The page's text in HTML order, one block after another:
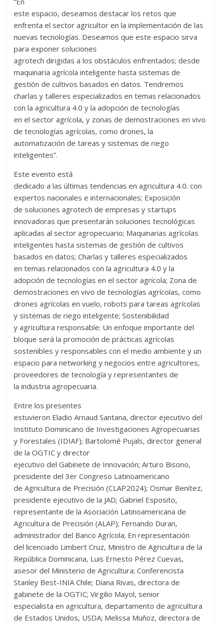
este espacio, deseamos destacar los retos que
enfrenta el sector agricultor en la implementación de las
nuevas tecnologías. Deseamos que este espacio sirva
para exponer soluciones
agrotech dirigidas a los obstáculos enfrentados; desde
maquinaria agrícola inteligente hasta sistemas de
gestión de cultivos basados en datos. Tendremos
charlas y talleres especializados en temas relacionados
con la agricultura 4.0 y la adopción de tecnologías
en el sector agrícola, y zonas de demostraciones en vivo
de tecnologías agrícolas, como drones, la
automatización de tareas y sistemas de riego
inteligentes”.
Este evento está
dedicado a las últimas tendencias en agricultura 4.0. con
expertos nacionales e internacionales; Exposición
de soluciones agrotech de empresas y startups
innovadoras que presentarán soluciones tecnológicas
aplicadas al sector agropecuario; Maquinarias agrícolas
inteligentes hasta sistemas de gestión de cultivos
basados en datos; Charlas y talleres especializados
en temas relacionados con la agricultura 4.0 y la
adopción de tecnologías en el sector agrícola; Zona de
demostraciones en vivo de tecnologías agrícolas, como
drones agrícolas en vuelo, robots para tareas agrícolas
y sistemas de riego inteligente; Sostenibilidad
y agricultura responsable: Un enfoque importante del
bloque será la promoción de prácticas agrícolas
sostenibles y responsables con el medio ambiente y un
espacio para networking y negocios entre agricultores,
proveedores de tecnología y representantes de
la industria agropecuaria.
Entre los presentes
estuvieron Eladio Arnaud Santana, director ejecutivo del
Instituto Dominicano de Investigaciones Agropecuarias
y Forestales (IDIAF); Bartolomé Pujals, director general
de la OGTIC y director
ejecutivo del Gabinete de Innovación; Arturo Bisono,
presidente del 3er Congreso Latinoamericano
de Agricultura de Precisión (CLAP2024); Osmar Benítez,
presidente ejecutivo de la JAD; Gabriel Esposito,
representante de la Asociación Latinoamericana de
Agricultura de Precisión (ALAP); Fernando Duran,
administrador del Banco Agrícola; En representación
del licenciado Limbert Cruz, Ministro de Agricultura de la
República Dominicana, Luis Ernesto Pérez Cuevas,
asesor del Ministerio de Agricultura; Conferencista
Stanley Best-INIA Chile; Diana Rivas, directora de
gabinete de la OGTIC; Virgilio Mayol, senior
especialista en agricultura, departamento de agricultura
de Estados Unidos, USDA; Melissa Muñoz, directora de